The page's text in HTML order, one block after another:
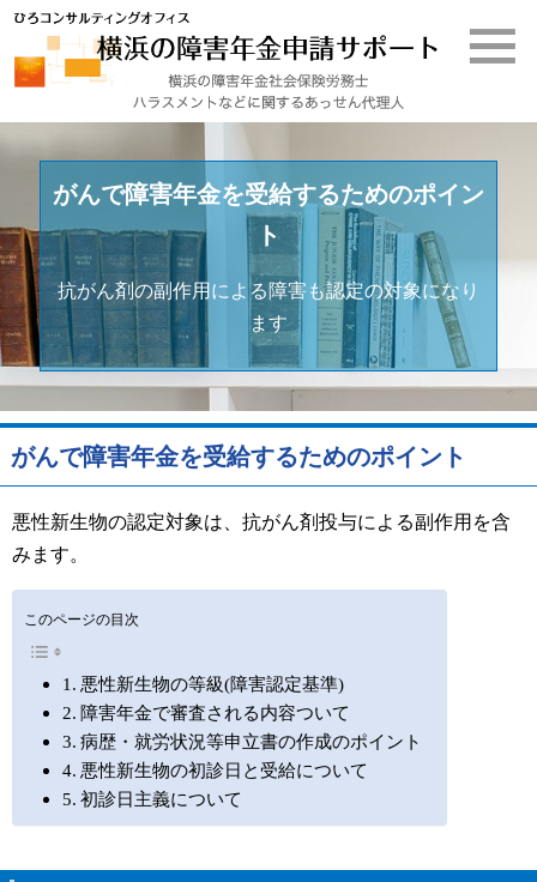
がんで障害年金を受給するためのポイン
ト
抗がん剤の副作用による障害も認定の対象になり
ます
がんで障害年金を受給するためのポイント
悪性新生物の認定対象は、抗がん剤投与による副作用を含
みます。
このページの目次
悪性新生物の等級(障害認定基準)
障害年金で審査される内容ついて
病歴・就労状況等申立書の作成のポイント
悪性新生物の初診日と受給について
初診日主義について